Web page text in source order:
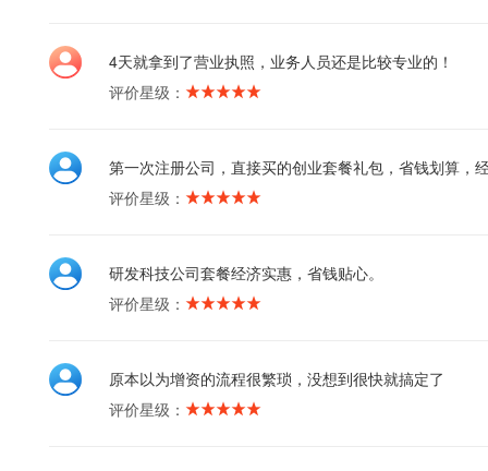
4天就拿到了营业执照，业务人员还是比较专业的！
评价星级：
第一次注册公司，直接买的创业套餐礼包，省钱划算，
评价星级：
研发科技公司套餐经济实惠，省钱贴心。
评价星级：
原本以为增资的流程很繁琐，没想到很快就搞定了
评价星级：